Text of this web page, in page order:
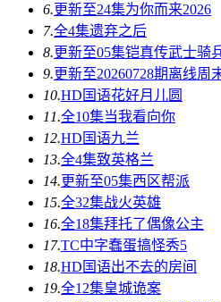
6.更新至24集为你而来2026
7.全4集遗弃之后
8.更新至05集铠真传武士骑
9.更新至20260728期离线周
10.HD国语花好月儿圆
11.全10集当我看向你
12.HD国语九兰
13.全4集致英格兰
14.更新至05集西区帮派
15.全32集战火英雄
16.全18集拜托了偶像公主
17.TC中字蠢蛋搞怪秀5
18.HD国语出不去的房间
19.全12集皇城诡案